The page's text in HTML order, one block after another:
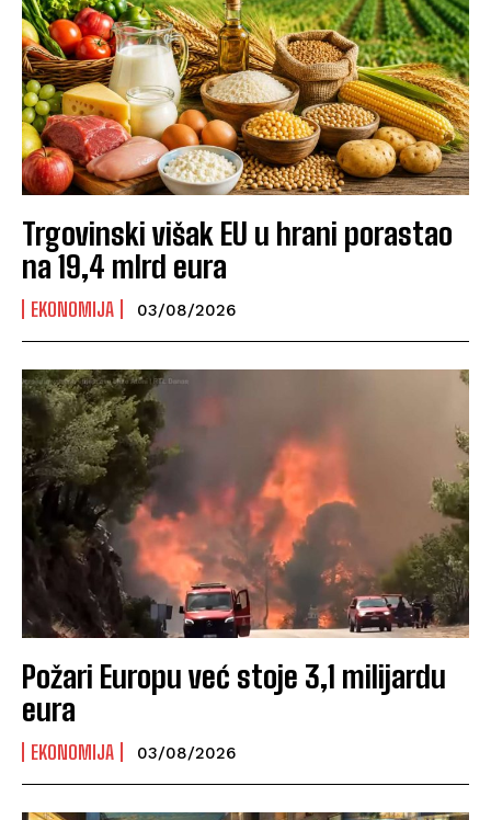
Trgovinski višak EU u hrani porastao
na 19,4 mlrd eura
EKONOMIJA 03/08/2026
Požari Europu već stoje 3,1 milijardu
eura
EKONOMIJA 03/08/2026